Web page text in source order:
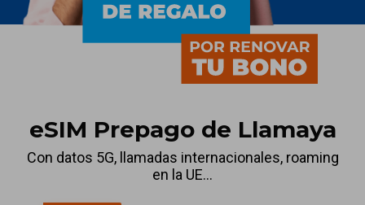
eSIM Prepago de Llamaya
Con datos 5G, llamadas internacionales, roaming
en la UE...